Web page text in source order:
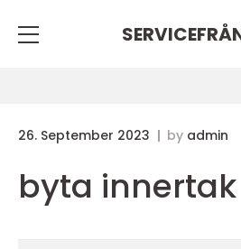
26. September 2023 by admin
byta innertak